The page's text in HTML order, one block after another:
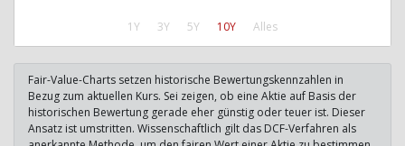
1Y 3Y 5Y 10Y Alles
Fair-Value-Charts setzen historische Bewertungskennzahlen in
Bezug zum aktuellen Kurs. Sei zeigen, ob eine Aktie auf Basis der
historischen Bewertung gerade eher günstig oder teuer ist. Dieser
Ansatz ist umstritten. Wissenschaftlich gilt das DCF-Verfahren als